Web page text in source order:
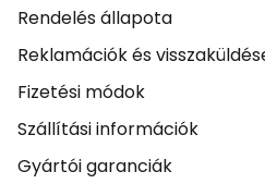
Rendelés állapota
Reklamációk és
Fizetési módok
Szállítási információk
Gyártói garanciák